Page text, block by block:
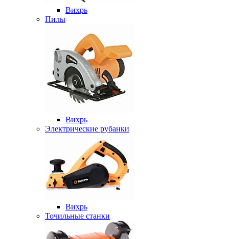
Вихрь
Пилы
Вихрь
Электрические рубанки
Вихрь
Точильные станки